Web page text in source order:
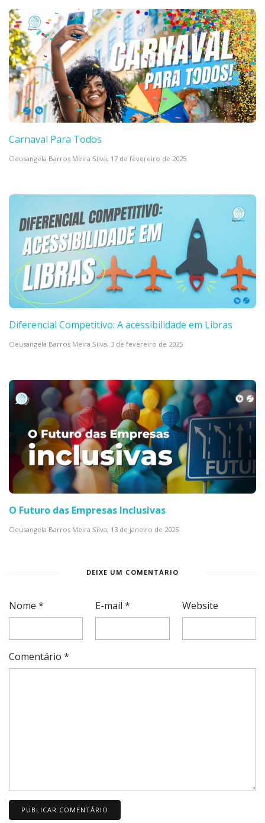
Carnaval Para Todos
Cleusangela Barros Meira Silva, 17 de fevereiro de 2025
Diferencial Competitivo: A acessibilidade em Libras
Cleusangela Barros Meira Silva, 3 de fevereiro de 2025
O Futuro das Empresas Inclusivas
Cleusangela Barros Meira Silva, 13 de janeiro de 2025
DEIXE UM COMENTÁRIO
Nome * E-mail* Website
Comentário *